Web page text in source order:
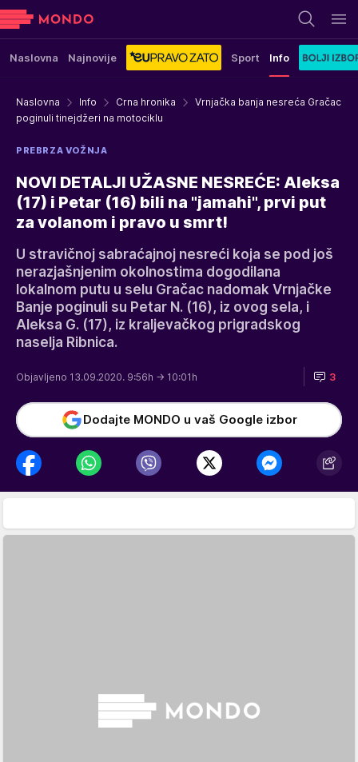
Naslovna Najnovije Sport Info
Naslovna Info Crna hronika
Vrnjačka banja nesreća Gračac
poginuli tinejdžeri na motociklu
PREBRZA VOŽNJA
NOVI DETALJI UŽASNE NESREĆE: Aleksa
(17) i Petar (16) bili na "jamahi", prvi put
za volanom i pravo u smrt!
U stravičnoj sabraćajnoj nesreći koja se pod još
nerazjašnjenim okolnostima dogodilana
lokalnom putu u selu Gračac nadomak Vrnjačke
Banje poginuli su Petar N. (16), iz ovog sela, i
Aleksa G. (17), iz kraljevačkog prigradskog
naselja Ribnica.
Objavljeno 13.09.2020. 9:56h → 10:01h 3
Dodajte MONDO u vaš Google izbor